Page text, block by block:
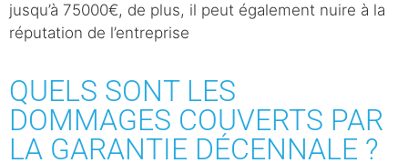
jusqu’à 75000€, de plus, il peut également nuire à la
réputation de l’entreprise
QUELS SONT LES
DOMMAGES COUVERTS PAR
LA GARANTIE DÉCENNALE ?